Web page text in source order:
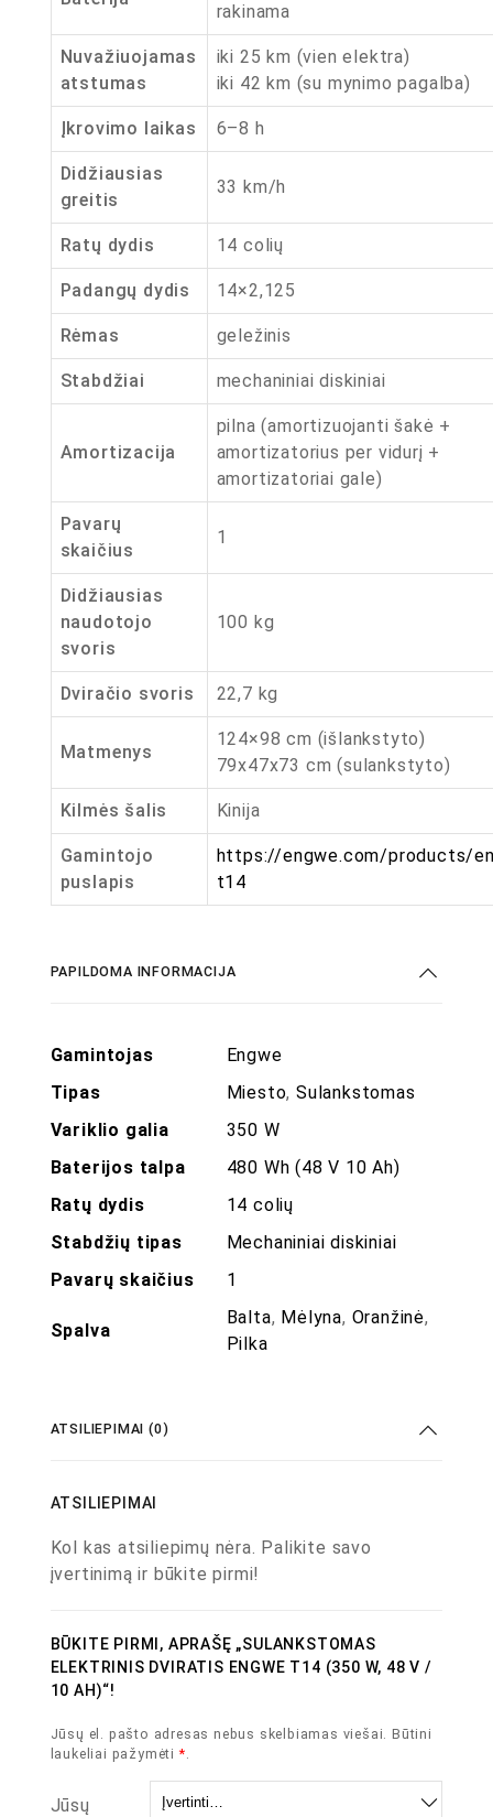
rakinama
Nuvažiuojamas
atstumas
iki 25 km (vien elektra)
iki 42 km (su mynimo pagalba)
Įkrovimo laikas 6–8 h
Didžiausias
greitis
33 km/h
Ratų dydis 14 colių
Padangų dydis 14×2,125
Rėmas geležinis
Stabdžiai mechaniniai diskiniai
Amortizacija
pilna (amortizuojanti šakė +
amortizatorius per vidurį +
amortizatoriai gale)
Pavarų
skaičius
1
Didžiausias
naudotojo
svoris
100 kg
Dviračio svoris 22,7 kg
Matmenys
124×98 cm (išlankstyto)
79x47x73 cm (sulankstyto)
Kilmės šalis Kinija
Gamintojo
puslapis
https://engwe.com/products/
t14
PAPILDOMA INFORMACIJA
Gamintojas
Engwe
Tipas
Miesto, Sulankstomas
Variklio galia
350 W
Baterijos talpa
480 Wh (48 V 10 Ah)
Ratų dydis
14 colių
Stabdžių tipas
Mechaniniai diskiniai
Pavarų skaičius
1
Spalva
Balta, Mėlyna, Oranžinė,
Pilka
ATSILIEPIMAI (0)
ATSILIEPIMAI
Kol kas atsiliepimų nėra. Palikite savo
įvertinimą ir būkite pirmi!
BŪKITE PIRMI, APRAŠĘ „SULANKSTOMAS
ELEKTRINIS DVIRATIS ENGWE T14 (350 W, 48 V /
10 AH)“!
Jūsų el. pašto adresas nebus skelbiamas viešai. Būtini
laukeliai pažymėti *
Jūsų